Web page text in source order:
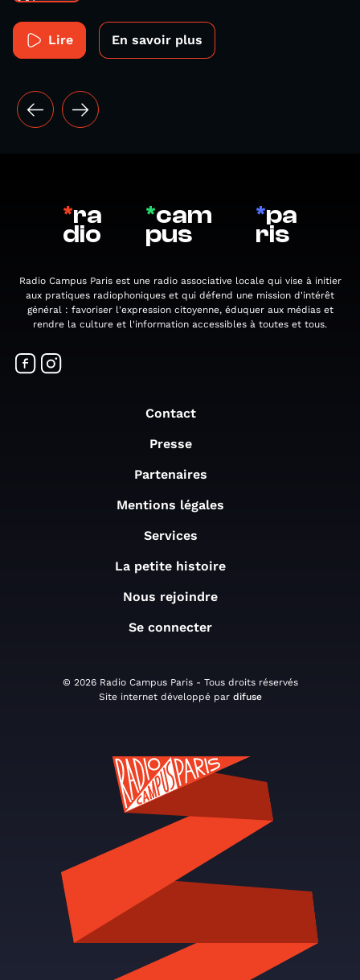
Lire En savoir plus
*ra
dio
*cam
pus
*pa
ris
Radio Campus Paris est une radio associative locale qui vise à initier
aux pratiques radiophoniques et qui défend une mission d'intérêt
général : favoriser l'expression citoyenne, éduquer aux médias et
rendre la culture et l'information accessibles à toutes et tous.
Contact
Presse
Partenaires
Mentions légales
Services
La petite histoire
Nous rejoindre
Se connecter
© 2026 Radio Campus Paris - Tous droits réservés
Site internet développé par difuse